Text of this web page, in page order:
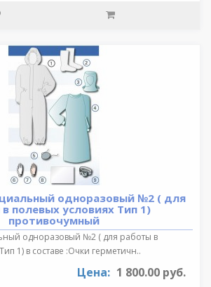
одноразовый №2 ( для
полевых условиях Тип 1)
противочумный
одноразовый №2 ( для работы в
1) в составе :Очки герметичн..
Цена: 1 800.00 руб.